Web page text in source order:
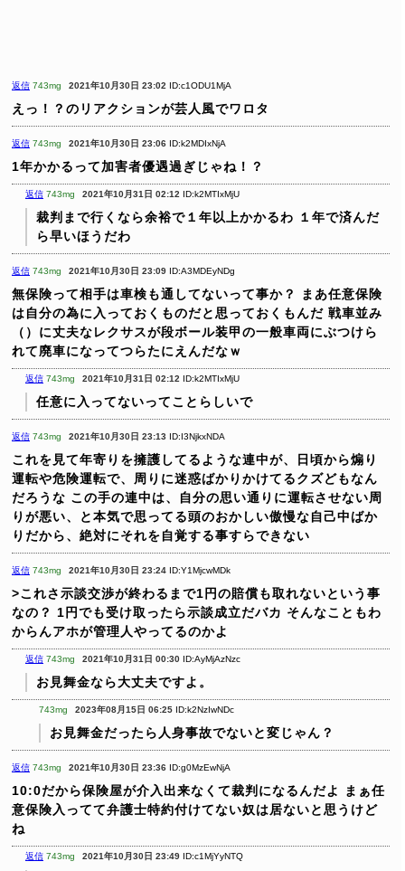
返信 743mg 2021年10月30日 23:02 ID:c1ODU1MjA
えっ！？のリアクションが芸人風でワロタ
返信 743mg 2021年10月30日 23:06 ID:k2MDIxNjA
1年かかるって加害者優遇過ぎじゃね！？
返信 743mg 2021年10月31日 02:12 ID:k2MTIxMjU
裁判まで行くなら余裕で１年以上かかるわ １年で済んだ
ら早いほうだわ
返信 743mg 2021年10月30日 23:09 ID:A3MDEyNDg
無保険って相手は車検も通してないって事か？
まあ任意保険
は自分の為に入っておくものだと思っておくもんだ 戦車並み
（）に丈夫なレクサスが段ボール装甲の一般車両にぶつけら
れて廃車になってつらたにえんだなｗ
返信 743mg 2021年10月31日 02:12 ID:k2MTIxMjU
任意に入ってないってことらしいで
返信 743mg 2021年10月30日 23:13 ID:I3NjkxNDA
これを見て年寄りを擁護してるような連中が、日頃から煽り
運転や危険運転で、周りに迷惑ばかりかけてるクズどもなん
だろうな この手の連中は、自分の思い通りに運転させない周
りが悪い、と本気で思ってる頭のおかしい傲慢な自己中ばか
りだから、絶対にそれを自覚する事すらできない
返信 743mg 2021年10月30日 23:24 ID:Y1MjcwMDk
>これさ示談交渉が終わるまで1円の賠償も取れないという事
なの？ 1円でも受け取ったら示談成立だバカ そんなこともわ
からんアホが管理人やってるのかよ
返信 743mg 2021年10月31日 00:30 ID:AyMjAzNzc
お見舞金なら大丈夫ですよ。
743mg 2023年08月15日 06:25 ID:k2NzIwNDc
お見舞金だったら人身事故でないと変じゃん？
返信 743mg 2021年10月30日 23:36 ID:g0MzEwNjA
10:0だから保険屋が介入出来なくて裁判になるんだよ
まぁ任
意保険入ってて弁護士特約付けてない奴は居ないと思うけど
ね
返信 743mg 2021年10月30日 23:49 ID:c1MjYyNTQ